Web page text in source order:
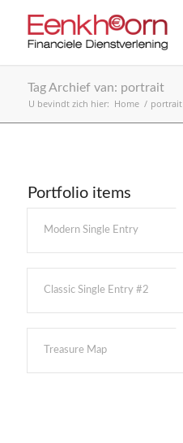
Tag Archief van: portrait
U bevindt zich hier: Home / portrait
Portfolio items
Modern Single Entry
Classic Single Entry #2
Treasure Map